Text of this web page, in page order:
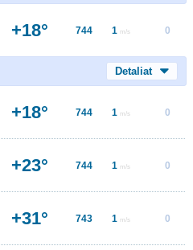
+18° 744 1 m/s 0
Detaliat
+18° 744 1 m/s 0
+23° 744 1 m/s 0
+31° 743 1 m/s 0